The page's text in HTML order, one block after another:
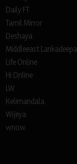
Daily FT
Tamil Mirror
Deshaya
Middleeast Lankadeepa
Life Online
Hi Online
LW
Kelimandala
Wijeya
wnow